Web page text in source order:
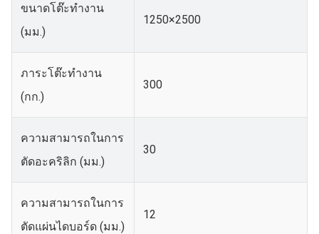
ขนาดโต๊ะทำงาน
(มม.)
1250×2500
ภาระโต๊ะทำงาน
(กก.)
300
ความสามารถในการ
ตัดอะคริลิก (มม.)
30
ความสามารถในการ
ตัดแผ่นไดบอร์ด (มม.)
12